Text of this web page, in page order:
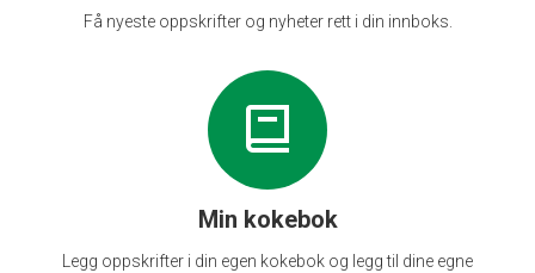
Få nyeste oppskrifter og nyheter rett i din innboks.
Min kokebok
Legg oppskrifter i din egen kokebok og legg til dine egne